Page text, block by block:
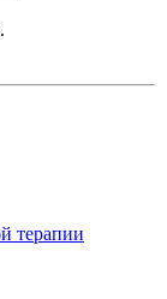
терапии